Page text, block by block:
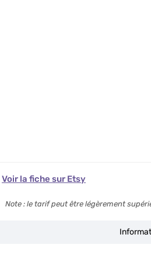
Voir la fiche sur Etsy
Note : le tarif peut être légèrement